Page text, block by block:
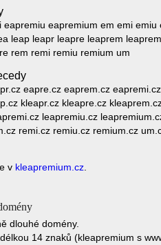
eapremium em emi emiu
leap leapr leapre leaprem
rem remi remiu remium um
eapre.cz eaprem.cz
kleapr.cz kleapre.cz
leapremiu.cz
remi.cz remiu.cz remium.cz
v kleapremium.cz
dlouhé domény.
14 znaků (kleapremium s